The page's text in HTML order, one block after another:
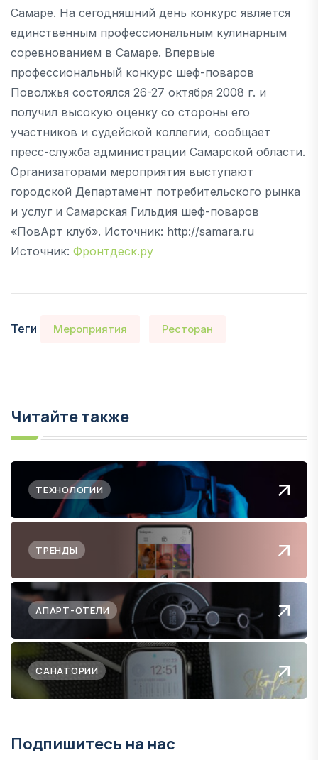
Самаре. На сегодняшний день конкурс является
единственным профессиональным кулинарным
соревнованием в Самаре. Впервые
профессиональный конкурс шеф-поваров
Поволжья состоялся 26-27 октября 2008 г. и
получил высокую оценку со стороны его
участников и судейской коллегии, сообщает
пресс-служба администрации Самарской области.
Организаторами мероприятия выступают
городской Департамент потребительского рынка
и услуг и Самарская Гильдия шеф-поваров
«ПовАрт клуб». Источник: http://samara.ru
Источник: Фронтдеск.ру
Теги Мероприятия Ресторан
Читайте также
ТЕХНОЛОГИИ
ТРЕНДЫ
АПАРТ-ОТЕЛИ
САНАТОРИИ
Подпишитесь на нас